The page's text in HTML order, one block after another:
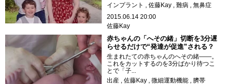
インプラント
佐藤Kay 難病
無鼻症
2015.06.14 20:00
佐藤Kay
赤ちゃんの「へその緒」切断を3分遅
らせるだけで“発達が促進”される？
生まれたての赤ちゃんのへその緒――。
これをカットするのを3分ばかり待つこ
とで「子...
出産
佐藤Kay 微細運動機能
臍帯